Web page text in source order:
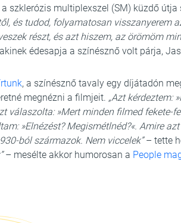
szklerózis multiplexszel (SM) küzdő útja
és tudod, folyamatosan visszanyerem
részt, és azt hiszem, az örömöm
édesapja a színésznő volt párja,
, a színésznő tavaly egy díjátadón
megnézni a filmjeit. „Azt kérdeztem:
válaszolta: »Mert minden filmed fekete-
»Elnézést? Megismétlnéd?«. Amire
ból származok. Nem viccelek”– tette
– mesélte akkor humorosan a People